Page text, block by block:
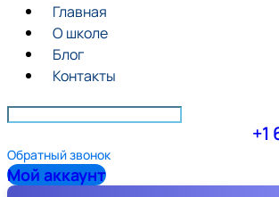
Главная
О школе
Блог
Контакты
+1
Обратный звонок
Мой аккаунт